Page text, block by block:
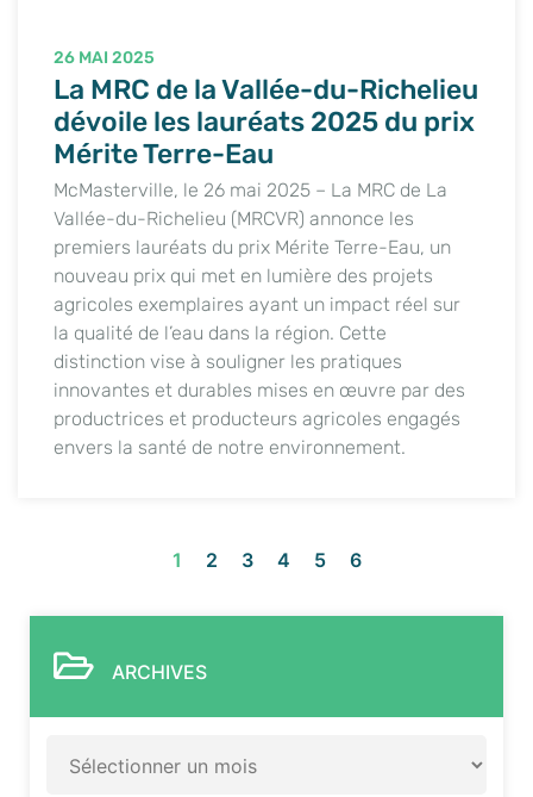
26 MAI 2025
La MRC de la Vallée-du-Richelieu
dévoile les lauréats 2025 du prix
Mérite Terre-Eau
McMasterville, le 26 mai 2025 – La MRC de La
Vallée-du-Richelieu (MRCVR) annonce les
premiers lauréats du prix Mérite Terre-Eau, un
nouveau prix qui met en lumière des projets
agricoles exemplaires ayant un impact réel sur
la qualité de l’eau dans la région. Cette
distinction vise à souligner les pratiques
innovantes et durables mises en œuvre par des
productrices et producteurs agricoles engagés
envers la santé de notre environnement.
1 2 3 4 5 6
ARCHIVES